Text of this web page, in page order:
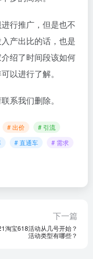
行推广，但是也不
产出比的话，也是
绍了时间段该如何
以进行了解。
系我们删除。
# 出价
# 引流
# 直通车 # 需求
下一篇
淘宝618活动从几号开始？
活动类型有哪些？